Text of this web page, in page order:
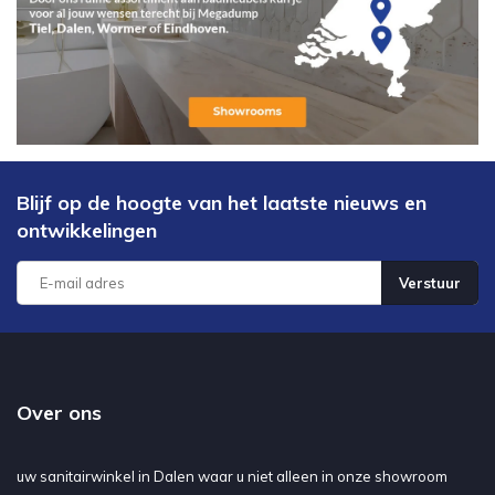
Blijf op de hoogte van het laatste nieuws en
ontwikkelingen
Verstuur
Over ons
uw sanitairwinkel in Dalen waar u niet alleen in onze showroom